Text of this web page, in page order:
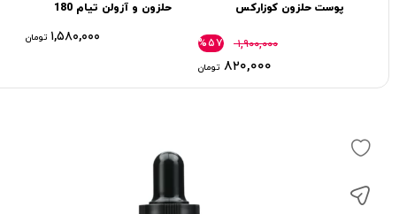
پوست حلزون کوزارکس
۱,۹۰۰,۰۰۰
۸۲۰,۰۰۰ تومان
%۵۷
حلزون و آزولن تیام 180
۱,۵۸۰,۰۰۰ تومان